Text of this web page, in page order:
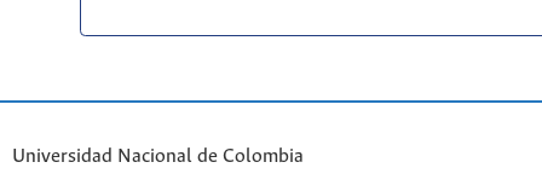
Universidad Nacional de Colombia